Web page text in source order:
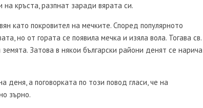
на кръста, разпнат заради вярата си.
като покровител на мечките. Според популярното
но от гората се появила мечка и изяла вола. Тогава св.
Затова в някои български райони денят се нарича
деня, а поговорката по този повод гласи, че на
зърно.